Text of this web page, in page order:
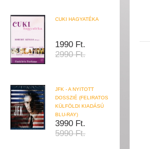
CUKI HAGYATÉKA
1990 Ft.
2990 Ft.
JFK - A NYITOTT
DOSSZIÉ (FELIRATOS
KÜLFÖLDI KIADÁSÚ
BLU-RAY)
3990 Ft.
5990 Ft.